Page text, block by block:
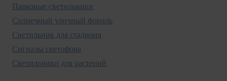
Парковые светильники
Солнечный уличный фональ
Светильник для стадиона
Сигналы светофора
Светильники для растений